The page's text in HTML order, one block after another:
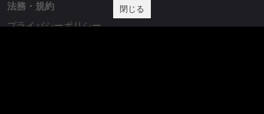
法務・規約
プライバシーポリシー
閉じる